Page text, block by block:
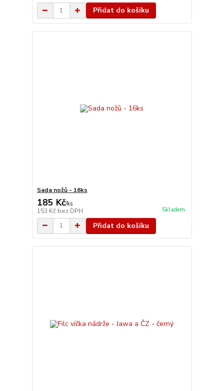
Přidat do košíku
Sada nožů - 16ks
185 Kč/ks
153 Kč bez DPH Skladem
Přidat do košíku